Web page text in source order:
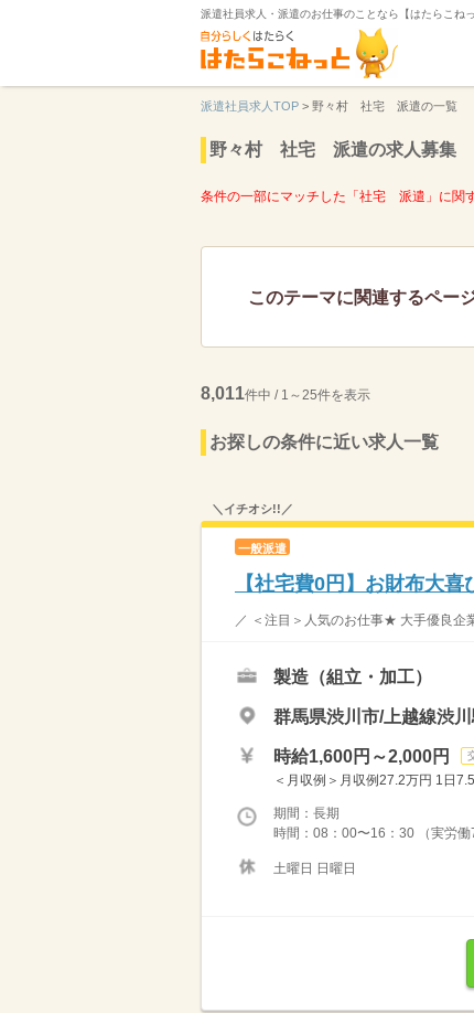
派遣社員求人・派遣のお仕事のことなら【はたらこねっ
派遣社員求人TOP > 野々村 社宅 派遣の一覧
野々村 社宅 派遣の求人募集
条件の一部にマッチした「社宅 派遣」に関
このテーマに関連するペー
8,011件中 / 1～25件を表示
お探しの条件に近い求人一覧
＼イチオシ!!／
一般派遣
【社宅費0円】お財布大
／ ＜注目＞人気のお仕事★ 大手優良企
製造（組立・加工）
群馬県渋川市/上越線渋川
時給1,600円～2,000円
＜月収例＞月収例27.2万円 1日
期間：長期
時間：08：00〜16：30 （実労
土曜日 日曜日